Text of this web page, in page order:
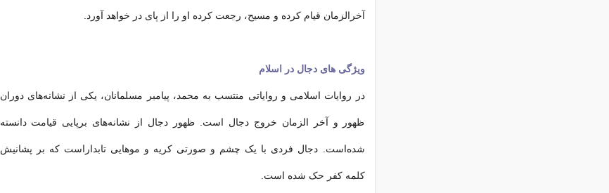
آخرالزمان قیام کرده و مسیح، رجعت کرده او را از پای در خواهد آورد.
ویژگی های دجال در اسلام
در روایات اسلامی و روایاتی منتسب به محمد، پیامبر مسلمانان، یکی از نشانه‌های دوران
ظهور و آخر الزمان خروج دجال است. ظهور دجال از نشانه‌های برپایی قیامت دانسته
شده‌است. دجال فردی با یک چشم و صورتی کریه و موهایی تابداراست که بر پشانیش
کلمه کفر حک شده است.